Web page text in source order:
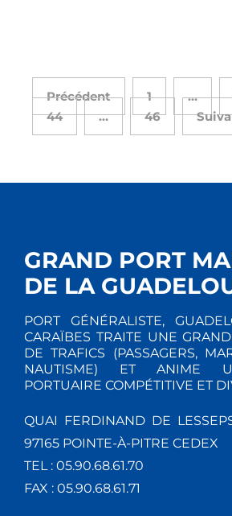
Précédent 1 …
44
… 46
GRAND PORT
DE LA
PORT GÉNÉRALISTE,
CARAÏBES TRAITE UNE
DE TRAFICS (PASSAGERS,
NAUTISME) ET ANIME
PORTUAIRE COMPÉTITIVE ET
QUAI FERDINAND DE
97165 POINTE-À-PITRE CEDEX
TEL : 05.90.68.61.70
FAX : 05.90.68.61.71